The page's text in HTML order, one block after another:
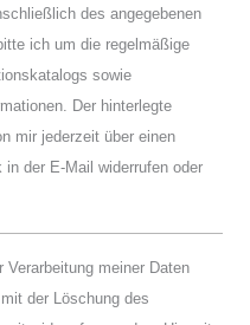
des angegebenen
ich um die regelmäßige
sowie
Der hinterlegte
mir jederzeit über einen
in der E-Mail widerrufen oder
Verarbeitung meiner Daten
der Löschung des